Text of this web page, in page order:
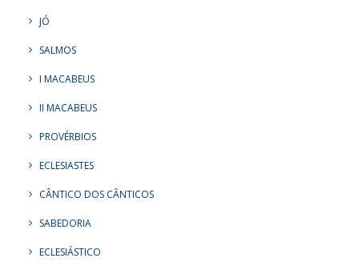
JÓ
SALMOS
I MACABEUS
II MACABEUS
PROVÉRBIOS
ECLESIASTES
CÂNTICO DOS CÂNTICOS
SABEDORIA
ECLESIÁSTICO